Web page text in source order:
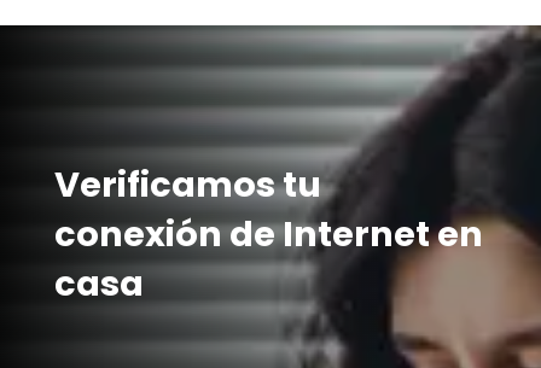
Verificamos tu
conexión de Internet en
casa